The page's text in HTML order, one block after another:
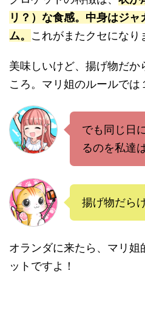
リ？）な食感。中身はジ
ム。 これがまたクセにな
美味しいけど、揚げ物だか
ころ。マリ姐のルールでは
でも同じ日
るのを私達
揚げ物だら
オランダに来たら、マリ
ットですよ！